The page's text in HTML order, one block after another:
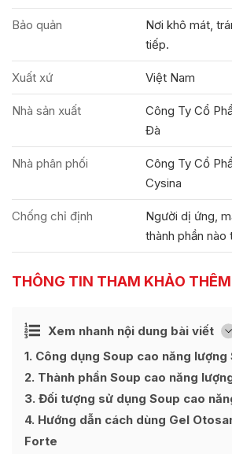
Bảo quản
Nơi khô mát,
tiếp.
Xuất xứ Việt Nam
Nhà sản xuất
Công Ty Cổ
Đà
Nhà phân phối
Công Ty Cổ
Cysina
Chống chỉ định
Người dị ứng,
thành phần nào
THÔNG TIN THAM KHẢO
Xem nhanh nội dung bài viết
1 Công dụng Soup cao năng lượng
2 Thành phần Soup cao năng
3 Đối tượng sử dụng Soup cao
4 Hướng dẫn cách dùng Gel
Forte